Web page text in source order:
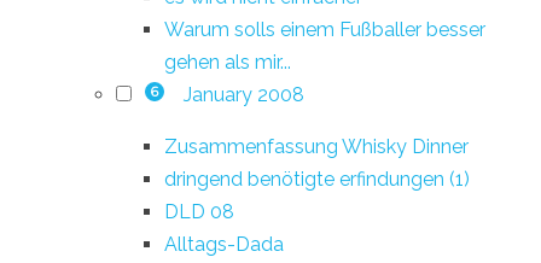
Warum solls einem Fußballer besser
gehen als mir...
6 January 2008
Zusammenfassung Whisky Dinner
dringend benötigte erfindungen (1)
DLD 08
Alltags-Dada